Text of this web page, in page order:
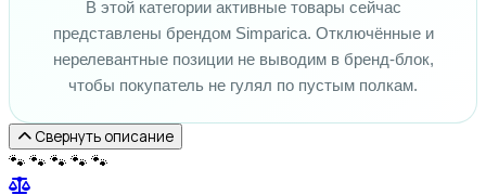
В этой категории активные товары сейчас
представлены брендом Simparica. Отключённые и
нерелевантные позиции не выводим в бренд-блок,
чтобы покупатель не гулял по пустым полкам.
Свернуть описание
🐾🐾🐾🐾🐾